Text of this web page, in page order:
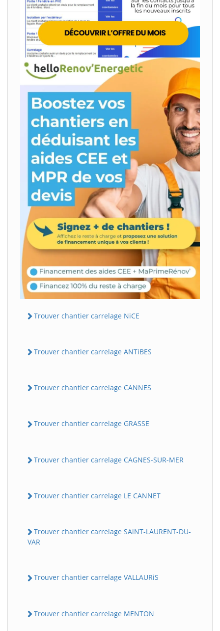
Trouver chantier carrelage NiCE
Trouver chantier carrelage ANTiBES
Trouver chantier carrelage CANNES
Trouver chantier carrelage GRASSE
Trouver chantier carrelage CAGNES-SUR-MER
Trouver chantier carrelage LE CANNET
Trouver chantier carrelage SAiNT-LAURENT-DU-
VAR
Trouver chantier carrelage VALLAURiS
Trouver chantier carrelage MENTON